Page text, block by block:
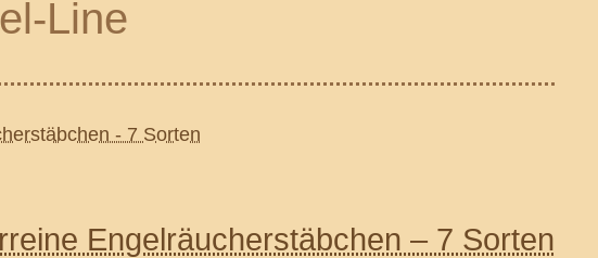
Line
Engelräucherstäbchen – 7 Sorten